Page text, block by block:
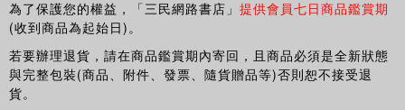
為了保護您的權益，「三民網路書店」 提供會員七日商品鑑賞期
(收到商品為起始日)。
若要辦理退貨，請在商品鑑賞期內寄回，且商品必須是全新狀態
與完整包裝(商品、附件、發票、隨貨贈品等)否則恕不接受退
貨。